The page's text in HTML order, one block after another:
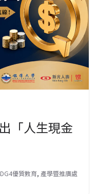
「人生現金
優質教育, 產學暨推廣處